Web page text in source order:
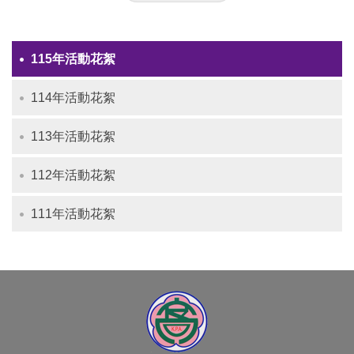
115年活動花絮
114年活動花絮
113年活動花絮
112年活動花絮
111年活動花絮